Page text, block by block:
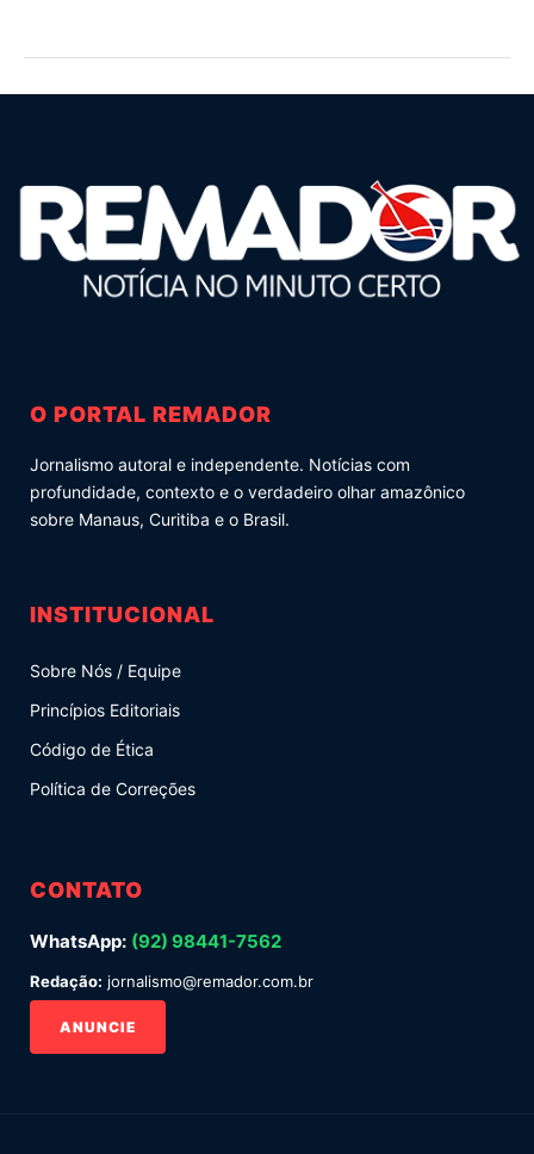
O PORTAL REMADOR
Jornalismo autoral e independente. Notícias com
profundidade, contexto e o verdadeiro olhar amazônico
sobre Manaus, Curitiba e o Brasil.
INSTITUCIONAL
Sobre Nós / Equipe
Princípios Editoriais
Código de Ética
Política de Correções
CONTATO
WhatsApp: (92) 98441-7562
Redação: jornalismo@remador.com.br
ANUNCIE